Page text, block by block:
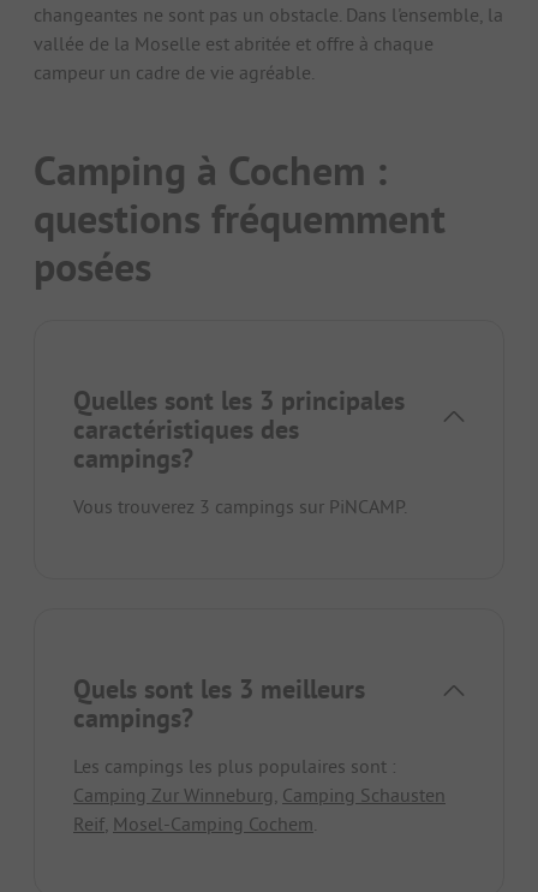
changeantes ne sont pas un obstacle. Dans l'ensemble, la
vallée de la Moselle est abritée et offre à chaque
campeur un cadre de vie agréable.
Camping à Cochem :
questions fréquemment
posées
Quelles sont les 3 principales
caractéristiques des
campings?
Vous trouverez 3 campings sur PiNCAMP.
Quels sont les 3 meilleurs
campings?
Les campings les plus populaires sont :
Camping Zur Winneburg Camping Schausten
Reif Mosel-Camping Cochem